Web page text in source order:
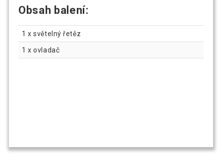
Obsah balení:
1 x světelný řetěz
1 x ovladač